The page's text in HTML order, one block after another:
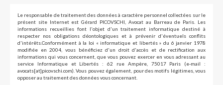
Le responsable de traitement des données à caractère personnel collectées sur le
présent site Internet est Gérard PICOVSCHI, Avocat au Barreau de Paris. Les
informations recueillies font l'objet d'un traitement informatique destiné à
respecter nos obligations déontologiques et à prévenir d'éventuels conflits
d'intérêts.Conformément à la loi « informatique et libertés » du 6 janvier 1978
modifiée en 2004, vous bénéficiez d'un droit d'accès et de rectification aux
informations qui vous concernent, que vous pouvez exercer en vous adressant au
service Informatique et Libertés : 62 rue Ampère, 75017 Paris (e-mail :
avocats[at]picovschi.com). Vous pouvez également, pour des motifs légitimes, vous
opposer au traitement des données vous concernant.